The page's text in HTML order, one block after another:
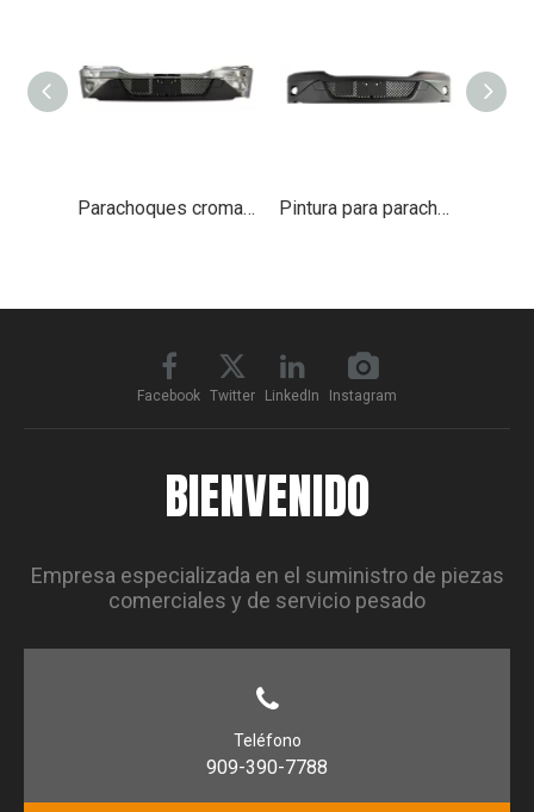
Parachoques cromado con orificio para luz antiniebla para Kenworth T680 2023+ Pintura para parachoques con orificio para luz antiniebla para Kenworth T680 2023+
Facebook Twitter LinkedIn Instagram
BIENVENIDO
Empresa especializada en el suministro de piezas
comerciales y de servicio pesado
Teléfono
909-390-7788